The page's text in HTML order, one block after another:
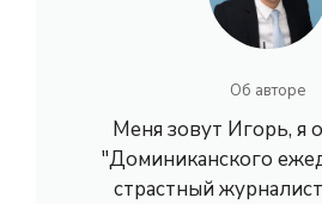
Об авторе
Меня зовут Игорь, я
"Доминиканского
страстный